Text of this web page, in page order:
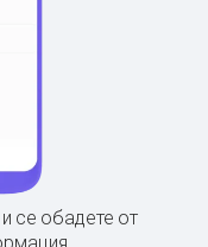
се обадете от